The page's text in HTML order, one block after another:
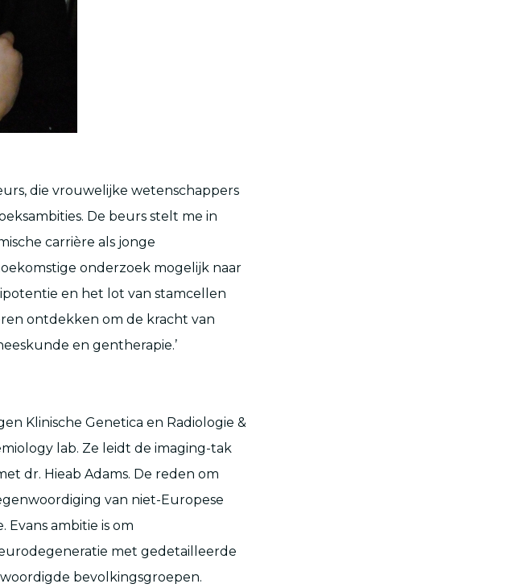
die vrouwelijke wetenschappers
De beurs stelt me in
carrière als jonge
onderzoek mogelijk naar
en het lot van stamcellen
ontdekken om de kracht van
en gentherapie.’
Klinische Genetica en Radiologie &
lab. Ze leidt de imaging-tak
dr. Hieab Adams. De reden om
van niet-Europese
ambitie is om
met gedetailleerde
bevolkingsgroepen.